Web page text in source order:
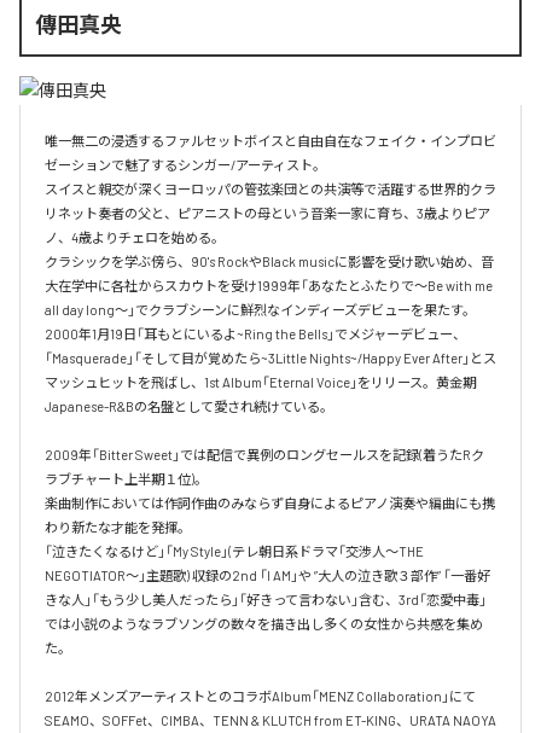
傳田真央
唯一無二の浸透するファルセットボイスと自由自在なフェイク・インプロビ
ゼーションで魅了するシンガー/アーティスト。
スイスと親交が深くヨーロッパの管弦楽団との共演等で活躍する世界的クラ
リネット奏者の父と、ピアニストの母という音楽一家に育ち、3歳よりピア
ノ、4歳よりチェロを始める。
クラシックを学ぶ傍ら、90's RockやBlack musicに影響を受け歌い始め、音
大在学中に各社からスカウトを受け1999年「あなたとふたりで～Be with me
all day long～」でクラブシーンに鮮烈なインディーズデビューを果たす。
2000年1月19日「耳もとにいるよ~Ring the Bells」でメジャーデビュー、
「Masquerade」「そして目が覚めたら~3Little Nights~/Happy Ever After」とス
マッシュヒットを飛ばし、1st Album「Eternal Voice」をリリース。黄金期
Japanese-R&Bの名盤として愛され続けている。
2009年「Bitter Sweet」では配信で異例のロングセールスを記録(着うたRク
ラブチャート上半期１位)。
楽曲制作においては作詞作曲のみならず自身によるピアノ演奏や編曲にも携
わり新たな才能を発揮。
「泣きたくなるけど」「My Style」(テレ朝日系ドラマ「交渉人～THE
NEGOTIATOR～」主題歌) 収録の2nd 「I AM」や ”大人の泣き歌３部作” 「一番好
きな人」「もう少し美人だったら」「好きって言わない」含む、3rd「恋愛中毒」
では小説のようなラブソングの数々を描き出し多くの女性から共感を集め
た。
2012年メンズアーティストとのコラボAlbum「MENZ Collaboration」にて
SEAMO、SOFFet、CIMBA、TENN & KLUTCH from ET-KING、URATA NAOYA